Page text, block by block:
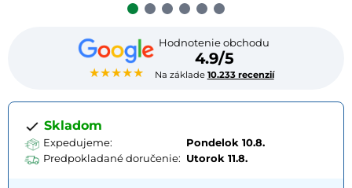
★★★★★
Hodnotenie obchodu
4.9/5
Na základe 10.233 recenzií
Skladom
Expedujeme:
Pondelok 10.8.
Predpokladané doručenie: Utorok 11.8.